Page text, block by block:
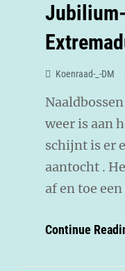
Koenraad-_-DM
weer is aan
schijnt is er
aantocht .
af en toe
Continue